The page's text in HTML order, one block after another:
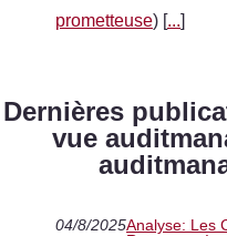
prometteuse) [...]
Dernières
vue
04/8/2025Analyse: Les